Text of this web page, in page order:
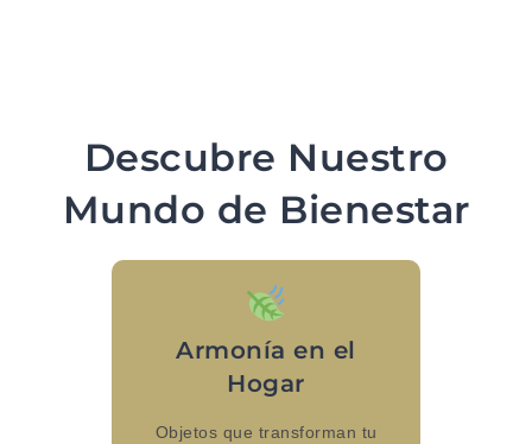
Descubre Nuestro
Mundo de Bienestar
Armonía en el
Hogar
Objetos que transforman tu